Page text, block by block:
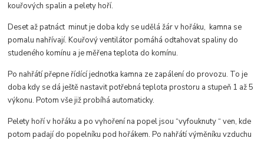
kouřových spalin a pelety hoří.
Deset až patnáct minut je doba kdy se udělá žár v hořáku, kamna se
pomalu nahřívají. Kouřový ventilátor pomáhá odtahovat spaliny do
studeného komínu a je měřena teplota do komínu.
Po nahřátí přepne řídící jednotka kamna ze zapálení do provozu. To je
doba kdy se dá ještě nastavit potřebná teplota prostoru a stupeň 1 až 5
výkonu. Potom vše již probíhá automaticky.
Pelety hoří v hořáku a po vyhoření na popel jsou “vyfouknuty “ ven, kde
potom padají do popelníku pod hořákem. Po nahřátí výměníku vzduchu